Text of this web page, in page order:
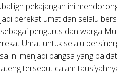
pekajangan ini
perekat umat dan selalu
pengurus dan warga
Umat untuk selalu
ini menjadi bangsa yang
tersebut dalam